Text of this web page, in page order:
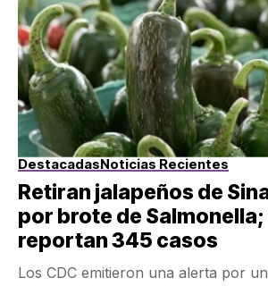
DestacadasNoticias Recientes
Retiran jalapeños de
por brote de Salmonella;
reportan 345 casos
Los CDC emitieron una alerta por